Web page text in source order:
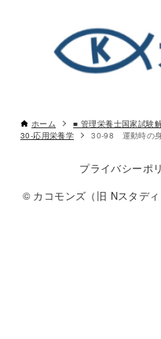
ホーム ■ 管理栄養士国家試験
30-応用栄養学
30-98 運動時の身
プライバシーポ
© カコモンズ（旧 Nスタデ